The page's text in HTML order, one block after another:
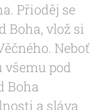
Přioděj se
Boha, vlož si
Neboť
všemu pod
Boha
a sláva